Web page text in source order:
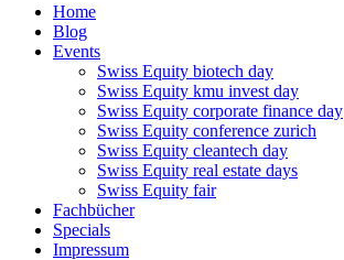
Home
Blog
Events
Swiss Equity biotech day
Swiss Equity kmu invest day
Swiss Equity corporate finance day
Swiss Equity conference zurich
Swiss Equity cleantech day
Swiss Equity real estate days
Swiss Equity fair
Fachbücher
Specials
Impressum